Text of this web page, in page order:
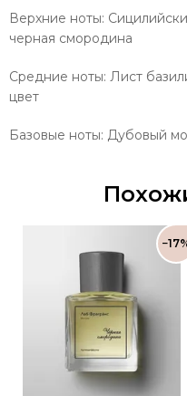
Верхние ноты:
черная смородина
Средние ноты: Лист
цвет
Базовые ноты: Дубовый